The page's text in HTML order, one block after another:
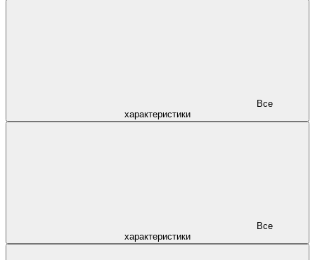
характеристики
характеристики